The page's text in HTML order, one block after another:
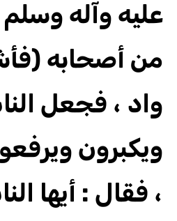
عليه وآله
من أصحابه
واد ، فجعل
ويكبرون
، فقال : أيها